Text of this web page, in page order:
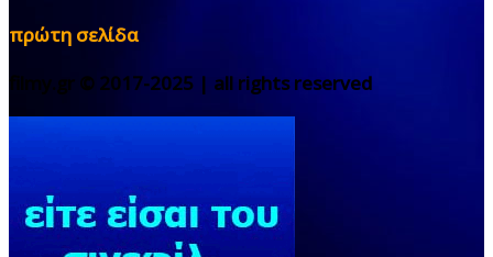
πρώτη σελίδα
filmy.gr © 2017-2025 | all rights reserved